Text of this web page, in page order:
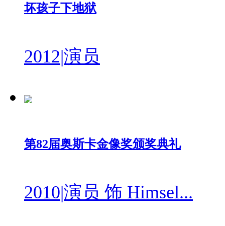
坏孩子下地狱
2012|演员
第82届奥斯卡金像奖颁奖典礼
2010|演员 饰 Himsel...